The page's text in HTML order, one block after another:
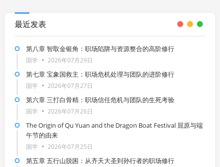
最近发表
第八章 智取金银角：职场陷阱与资源整合的高阶修行
国学 2026年07月29日
第七章 宝象国救主：职场危机处理与团队的进阶修行
国学 2026年07月27日
第六章 三打白骨精：职场信任危机与团队的生死考验
国学 2026年07月26日
The Origin of Qu Yuan and the Dragon Boat Festival 屈原与端
午节的由来
国学 2026年07月25日
第五章 五行山脱困：从齐天大圣到孙行者的职场修行